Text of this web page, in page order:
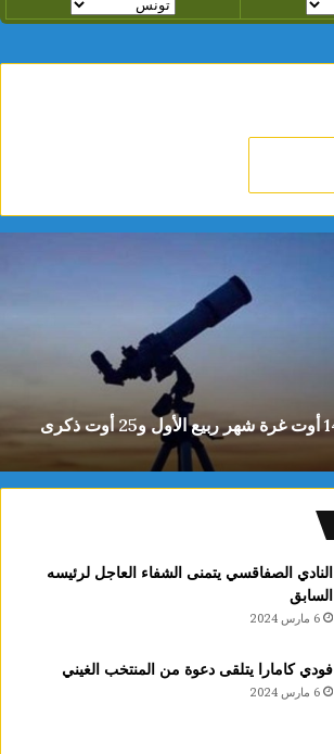
مدينة العلوم: فلكيًا 14 أوت غرة شهر ربيع الأول و25 أوت ذكرى
البطولة
العربية
للشطرنج
تحت
10
سنوات
يوجد 5 ساعات
سنوات
النادي الصفاقسي يتمنى الشفاء العاجل لرئيسه
السابق
6 مارس 2024
فودي كامارا يتلقى دعوة من المنتخب الغيني
6 مارس 2024